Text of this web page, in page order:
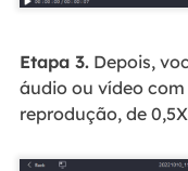
Etapa 3.Depois,
áudio ou vídeo
reprodução, de